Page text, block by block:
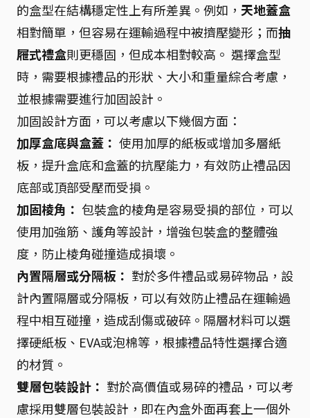
的盒型在結構穩定性上有所差異。例如， 天地蓋盒
相對簡單，但容易在運輸過程中被擠壓變形；而抽
屜式禮盒則更穩固，但成本相對較高。 選擇盒型
時，需要根據禮品的形狀、大小和重量綜合考慮，
並根據需要進行加固設計。
加固設計方面，可以考慮以下幾個方面：
加厚盒底與盒蓋： 使用加厚的紙板或增加多層紙
板，提升盒底和盒蓋的抗壓能力，有效防止禮品因
底部或頂部受壓而受損。
加固棱角： 包裝盒的棱角是容易受損的部位，可以
使用加強筋、護角等設計，增強包裝盒的整體強
度，防止棱角碰撞造成損壞。
內置隔層或分隔板： 對於多件禮品或易碎物品，設
計內置隔層或分隔板，可以有效防止禮品在運輸過
程中相互碰撞，造成刮傷或破碎。隔層材料可以選
擇硬紙板、EVA或泡棉等，根據禮品特性選擇合適
的材質。
雙層包裝設計： 對於高價值或易碎的禮品，可以考
慮採用雙層包裝設計，即在內盒外面再套上一個外